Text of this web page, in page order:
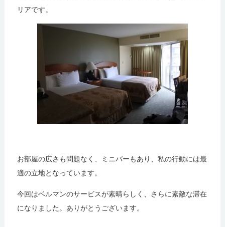
リアです。
お部屋の広さも問題なく、ミニバーもあり、私の行動には最
適の立地となっています。
今回はベルマンのサービスが素晴らしく、さらに素敵な滞在
になりました。ありがとうございます。